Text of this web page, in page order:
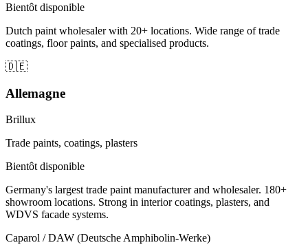
Bientôt disponible
Dutch paint wholesaler with 20+ locations. Wide range of trade
coatings, floor paints, and specialised products.
🇩🇪
Allemagne
Brillux
Trade paints, coatings, plasters
Bientôt disponible
Germany's largest trade paint manufacturer and wholesaler. 180+
showroom locations. Strong in interior coatings, plasters, and
WDVS facade systems.
Caparol / DAW (Deutsche Amphibolin-Werke)